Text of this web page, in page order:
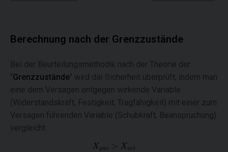
Berechnung nach der Grenzzustände
Bei der Beurteilungsmethodik nach der Theorie der
"Grenzzustände" wird die Sicherheit überprüft, indem man
eine dem Versagen entgegen wirkende Variable
(Widerstandskraft, Festigkeit, Tragfähigkeit) mit einer zum
Versagen führenden Variable (Schubkraft, Beanspruchung)
vergleicht.